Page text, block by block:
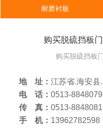
耐磨衬板
购买脱硫挡板
购买脱硫挡板
地 址：江苏省.海安县
电 话：0513-
传 真：0513-
手 机： 13962782598